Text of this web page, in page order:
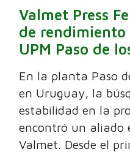
Valmet Press
de rendimiento
UPM Paso de
En la planta Paso
en Uruguay, la
estabilidad en la
encontró un aliado
Valmet. Desde el